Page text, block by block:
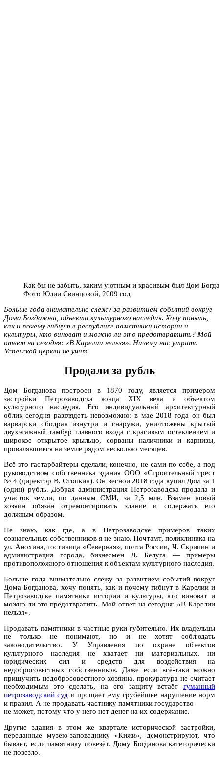
Как бы не забыть, каким уютным и красивым был Дом
Фото Юлии Свинцовой, 2009 год
Больше года внимательно слежу за развитием событий вокруг
Дома Богданова, объекта культурного наследия. Хочу понять,
как и почему гибнут в республике памятники истории и
культуры, кто виноват и можно ли это предотвратить? Мой
ответ на сегодня: «В Карелии нельзя». Ничему нас утрата
Успенской церкви не учит.
Продали за рубль
Дом Богданова построен в 1870 году, является примером
застройки Петрозаводска конца ХIХ века и объектом
культурного наследия. Его индивидуальный архитектурный
облик сегодня разглядеть невозможно: в мае 2018 года он был
варварски ободран изнутри и снаружи, уничтожены крытый
двухэтажный тамбур главного входа с красивым остеклением и
широкое открытое крыльцо, сорваны наличники и карнизы,
провалявшиеся на земле рядом несколько месяцев.
Всё это гастарбайтеры сделали, конечно, не сами по себе, а под
руководством собственника здания ООО «Строительный трест
№ 4 (директор В. Стопкин). Он весной 2018 года купил Дом за 1
(один) рубль. Добрая администрация Петрозаводска продала и
участок земли, по данным СМИ, за 2,5 млн. Взамен новый
хозяин обязан отремонтировать здание и содержать его
должным образом.
Не знаю, как где, а в Петрозаводске примеров таких
сознательных собственников я не знаю. Почтамт, поликлиника на
ул. Анохина, гостиница «Северная», почта России, Ч. Скрипин и
администрация города, бизнесмен Л. Белуга — примеры
противоположного отношения к объектам культурного наследия.
Больше года внимательно слежу за развитием событий вокруг
Дома Богданова, хочу понять, как и почему гибнут в Карелии и
Петрозаводске памятники истории и культуры, кто виноват и
можно ли это предотвратить. Мой ответ на сегодня: «В Карелии
нельзя».
Продавать памятники в частные руки губительно. Их владельцы
не только не понимают, но и не хотят соблюдать
законодательство. У Управления по охране объектов
культурного наследия не хватает ни материальных, ни
юридических сил и средств для воздействия на
недобросовестных собственников. Даже если всё-таки можно
прищучить недобросовестного хозяина, прокуратура не считает
необходимым это сделать, на его защиту встаёт гуманный
петрозаводский суд и прощает ему грубейшее нарушение норм
и правил. А не продавать частнику памятники государство
не может, потому что у него нет денег на их содержание.
Другие здания в этом же квартале исторической застройки,
переданные музею-заповеднику «Кижи», демонстрируют, что
бывает, если памятнику повезёт. Дому Богданова категорически
не повезло.